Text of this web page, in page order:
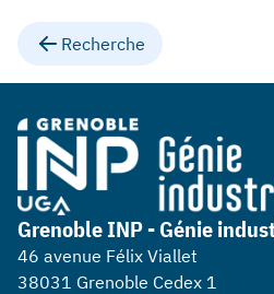
Recherche
Grenoble INP - Génie
46 avenue Félix Viallet
38031 Grenoble Cedex 1